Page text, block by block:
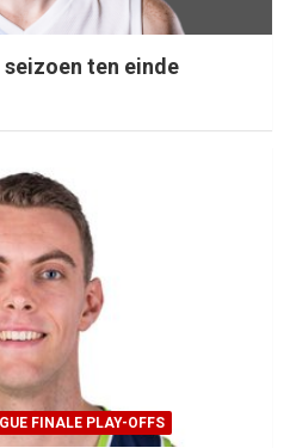
ten einde
FINALE PLAY-OFFS